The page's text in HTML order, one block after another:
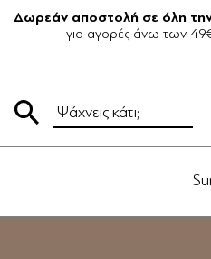
Δωρεάν αποστολή σε όλη
για αγορές άνω των